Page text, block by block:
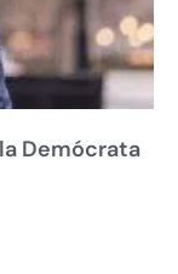
Demócrata